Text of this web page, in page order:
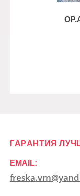
ГАРАНТИЯ
EMAIL: